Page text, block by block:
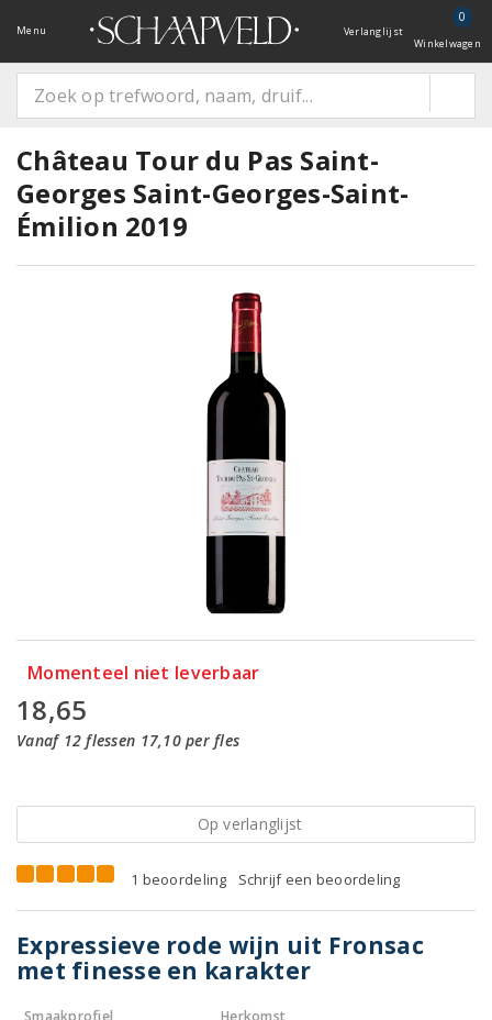
Menu Verlanglijst
0
Winkelwagen
Château Tour du Pas Saint-
Georges Saint-Georges-Saint-
Émilion 2019
Momenteel niet leverbaar
18,65
Vanaf 12 flessen 17,10 per fles
Op verlanglijst
1 beoordeling Schrijf een beoordeling
Expressieve rode wijn uit Fronsac
met finesse en karakter
Smaakprofiel Herkomst